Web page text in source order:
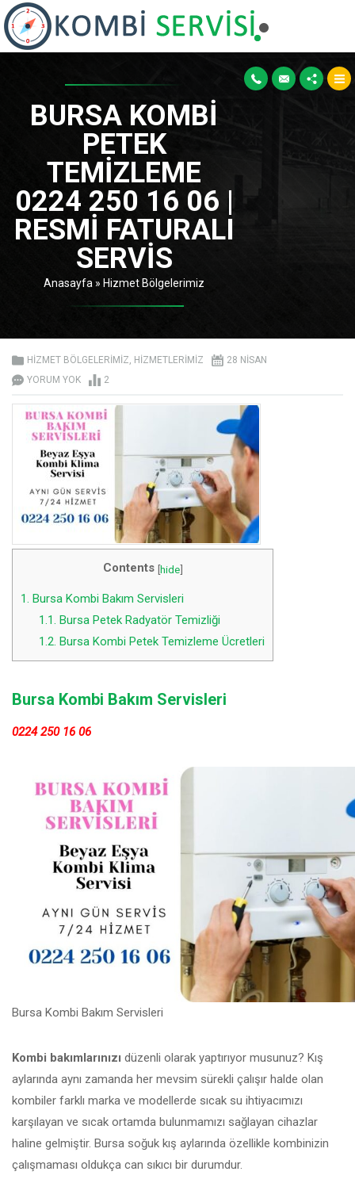
BURSA KOMBI
PETEK
TEMIZLEME
0224 250 16 06 |
RESMI FATURALI
SERVIS
Anasayfa » Hizmet Bölgelerimiz
HIZMET BÖLGELERIMIZ, HIZMETLERIMIZ
28 NISAN
YORUM YOK
2
Contents [hide]
1. Bursa Kombi Bakım Servisleri
1.1. Bursa Petek Radyatör Temizliği
1.2. Bursa Kombi Petek Temizleme Ücretleri
Bursa Kombi Bakım Servisleri
0224 250 16 06
Bursa Kombi Bakım Servisleri
Kombi bakımlarınızı düzenli olarak yaptırıyor musunuz? Kış
aylarında aynı zamanda her mevsim sürekli çalışır halde olan
kombiler farklı marka ve modellerde sıcak su ihtiyacımızı
karşılayan ve sıcak ortamda bulunmamızı sağlayan cihazlar
haline gelmiştir. Bursa soğuk kış aylarında özellikle kombinizin
çalışmaması oldukça can sıkıcı bir durumdur.